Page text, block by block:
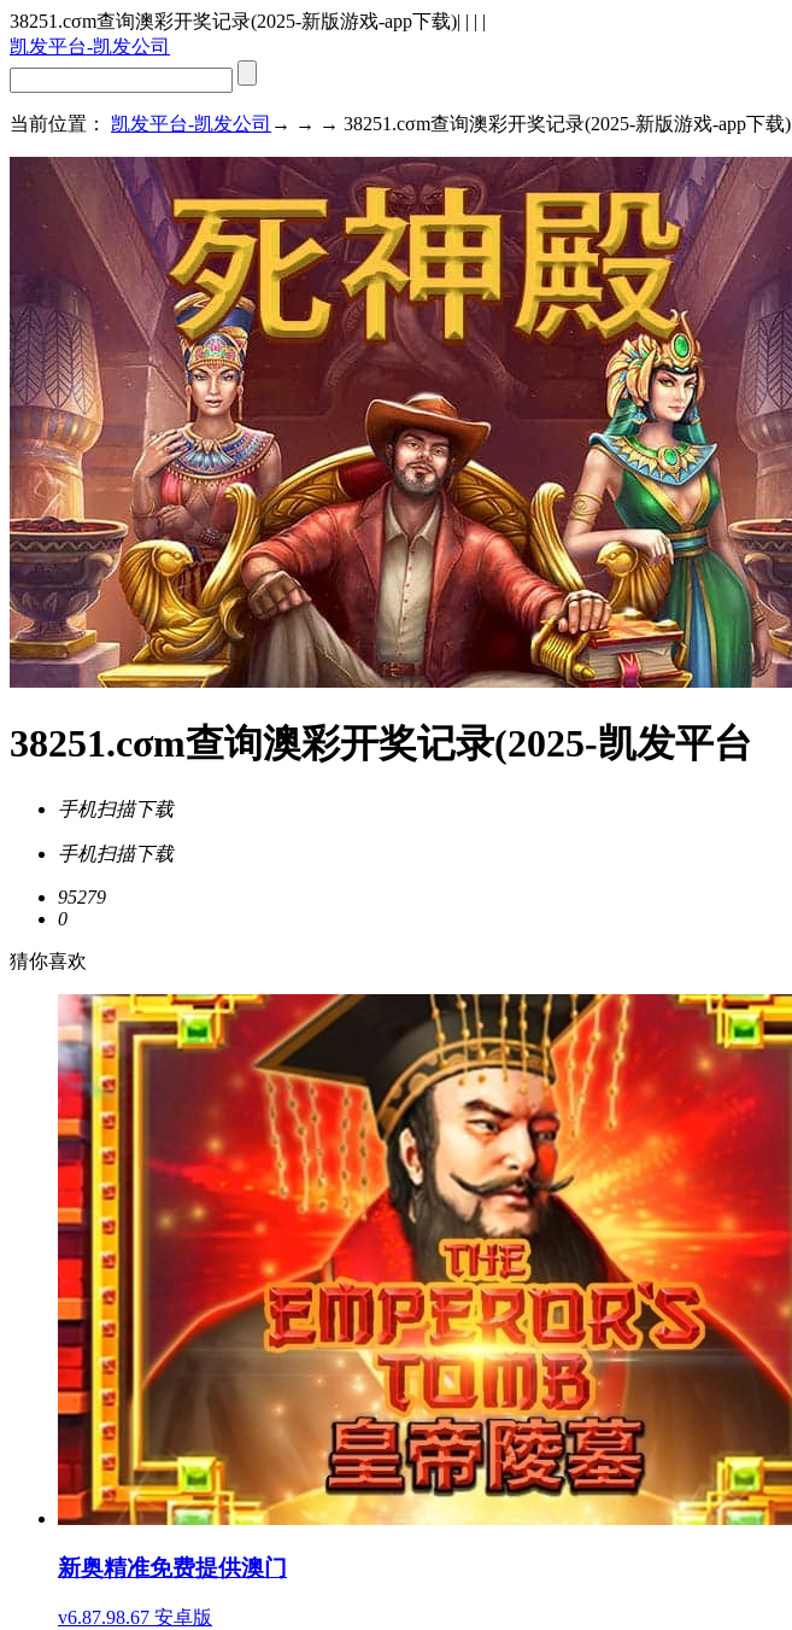
38251.cσm查询澳彩开奖记录(2025-新版游戏-app下载)| | | |
凯发平台-凯发公司
当前位置： 凯发平台-凯发公司 → → → 38251.cσm查询澳彩开奖记录(2025-新版游戏-app下载)
38251.cσm查询澳彩开奖记录(2025-凯发平台
手机扫描下载
手机扫描下载
95279
0
猜你喜欢
新奥精准免费提供澳门
v6.87.98.67 安卓版